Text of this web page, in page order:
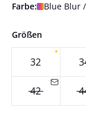
Farbe: Blue Blur
Größen
32
42